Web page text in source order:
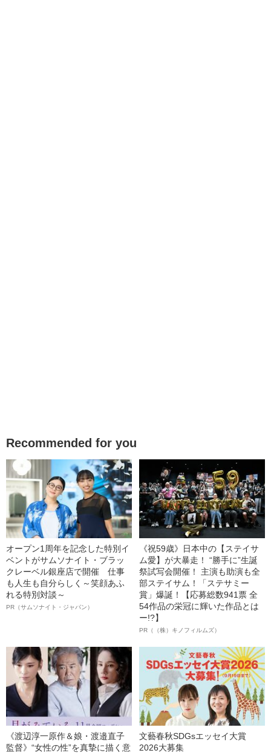
Recommended for you
オープン1周年を記念した特別イ
ベントがサムソナイト・ブラッ
クレーベル銀座店で開催 仕事
も人生も自分らしく～笑顔あふ
れる特別対談～
PR（サムソナイト・ジャパン）
《祝59歳》日本中の【ステイサ
ム愛】が大暴走！ “勝手に”生誕
祭試写会開催！ 主演も助演も全
部ステイサム！「ステサミー
賞」爆誕！【応募総数941票 全
54作品の栄冠に輝いた作品とは
ー!?】
PR（（株）キノフィルムズ）
《渡辺淳一原作＆娘・渡邉直子
監督》“女性の性”を真摯に描く意
文藝春秋SDGsエッセイ大賞
2026大募集